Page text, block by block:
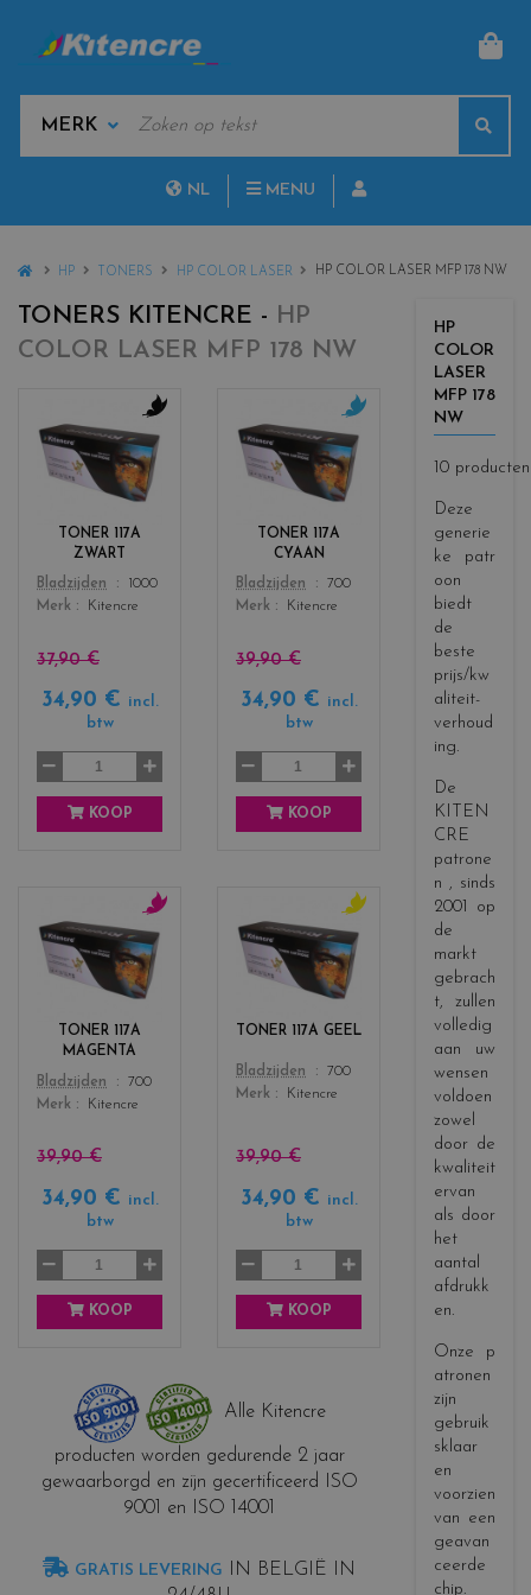
MANUFACTURERS
NL MENU
HOME
HP TONERS HP COLOR LASER HP COLOR LASER MFP 178 NW
TONERS KITENCRE - HP
COLOR LASER MFP 178 NW
TONER 117A
ZWART
Color
c
o
l
o
b
Bladzijden
1000
Merk
Kitencre
37,90 €
34,90 €
incl.
btw
KOOP
TONER 117A
CYAAN
Color
c
o
l
o
c
Bladzijden
700
Merk
Kitencre
39,90 €
34,90 €
incl.
btw
KOOP
TONER 117A
MAGENTA
Color
c
o
l
o
m
t
Bladzijden
700
Merk
Kitencre
39,90 €
34,90 €
incl.
btw
KOOP
TONER 117A GEEL
Color
c
o
l
o
r
_
w
Bladzijden
700
Merk
Kitencre
39,90 €
34,90 €
incl.
btw
KOOP
Alle Kitencre
producten worden gedurende 2 jaar
gewaarborgd en zijn gecertificeerd ISO
9001 en ISO 14001
GRATIS LEVERING IN BELGIË IN
HP
COLOR
LASER
MFP 178
NW
10 producten
Deze
generie
ke patr
oon
biedt
de
beste
prijs/kw
aliteit-
verhoud
ing.
De
KITEN
CRE
patrone
n , sinds
2001 op
de
markt
gebrach
t, zullen
volledig
aan uw
wensen
voldoen
zowel
door de
kwaliteit
ervan
als door
het
aantal
afdrukk
en.
Onze p
atronen
zijn
gebruik
sklaar
en
voorzien
van een
geavan
ceerde
chip.